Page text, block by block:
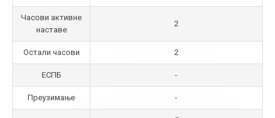
Часови активне
наставе
2
Остали часови 2
ЕСПБ -
Преузимање -